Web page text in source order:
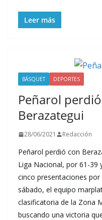
Leer más
BÁSQUET DEPORTES
Peñarol
Berazategui
28/06/2021 Redacción
Peñarol perdió con
Liga Nacional, por 61-39
cinco presentaciones
sábado, el equipo
clasificatoria de la Zona
buscando una victoria